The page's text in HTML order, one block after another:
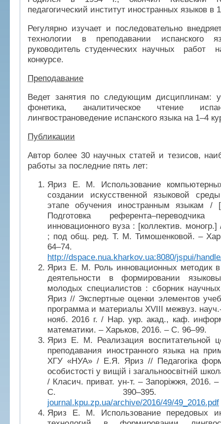
педагогический институт иностранных языков в
Регулярно изучает и последовательно
технологии в преподавании испанского
руководитель студенческих научных работ
конкурсе.
Преподавание
Ведет занятия по следующим дисциплинам:
фонетика, аналитическое чтение
лингвострановедение испанского языка на 1–4
Публикации
Автор более 30 научных статей и тезисов,
работы за последние пять лет:
Яриз Е. М. Использование
создании искусственной языковой
этапе обучения иностранным
Подготовка
инновационного вуза : [коллектив.
; под общ. ред. Т. М. Тимошенковой. –
64–74.
http://dspace.nua.kharkov.ua:8080/jspui/
Яриз Е. М. Роль инновационных методик в
деятельности в формировании
молодых специалистов : сборник
Яриз // Экспертные оценки элементов
программа и материалы XVIII межвуз.
нояб. 2016 г. / Нар. укр. акад., каф.
математики. – Харьков, 2016. – С. 96–99.
Яриз Е. М. Реализация воспитательной
преподавания иностранного языка на
ХГУ «НУА» / Е.Я. Яриз // Педагогіка
особистості у вищій і загальноосвітній
/ Класич. приват. ун-т. – Запоріжжя, 2016.
С.
journal.kpu.zp.ua/archive/2016/49/49_2016.pdf
Яриз Е. М. Использование передовых